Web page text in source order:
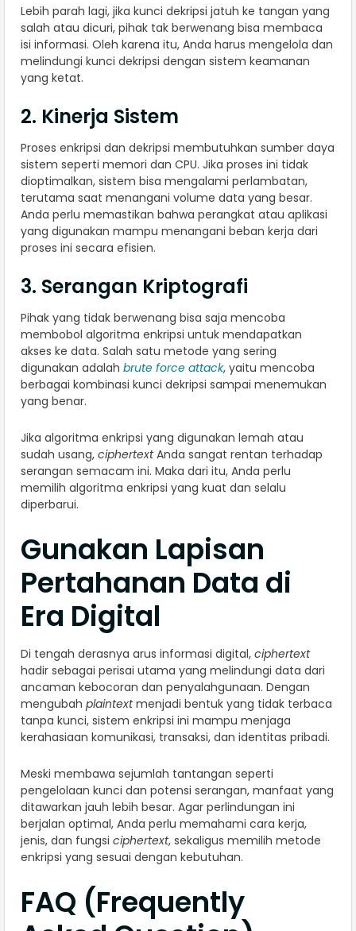
Lebih parah lagi, jika kunci dekripsi jatuh ke tangan yang
salah atau dicuri, pihak tak berwenang bisa membaca
isi informasi. Oleh karena itu, Anda harus mengelola dan
melindungi kunci dekripsi dengan sistem keamanan
yang ketat.
2. Kinerja Sistem
Proses enkripsi dan dekripsi membutuhkan sumber daya
sistem seperti memori dan CPU. Jika proses ini tidak
dioptimalkan, sistem bisa mengalami perlambatan,
terutama saat menangani volume data yang besar.
Anda perlu memastikan bahwa perangkat atau aplikasi
yang digunakan mampu menangani beban kerja dari
proses ini secara efisien.
3. Serangan Kriptografi
Pihak yang tidak berwenang bisa saja mencoba
membobol algoritma enkripsi untuk mendapatkan
akses ke data. Salah satu metode yang sering
digunakan adalah brute force attack, yaitu mencoba
berbagai kombinasi kunci dekripsi sampai menemukan
yang benar.
Jika algoritma enkripsi yang digunakan lemah atau
sudah usang, ciphertextAnda sangat rentan terhadap
serangan semacam ini. Maka dari itu, Anda perlu
memilih algoritma enkripsi yang kuat dan selalu
diperbarui.
Gunakan Lapisan
Pertahanan Data di
Era Digital
Di tengah derasnya arus informasi digital, ciphertext
hadir sebagai perisai utama yang melindungi data dari
ancaman kebocoran dan penyalahgunaan. Dengan
mengubah plaintextmenjadi bentuk yang tidak terbaca
tanpa kunci, sistem enkripsi ini mampu menjaga
kerahasiaan komunikasi, transaksi, dan identitas pribadi.
Meski membawa sejumlah tantangan seperti
pengelolaan kunci dan potensi serangan, manfaat yang
ditawarkan jauh lebih besar. Agar perlindungan ini
berjalan optimal, Anda perlu memahami cara kerja,
jenis, dan fungsi ciphertext, sekaligus memilih metode
enkripsi yang sesuai dengan kebutuhan.
FAQ (Frequently